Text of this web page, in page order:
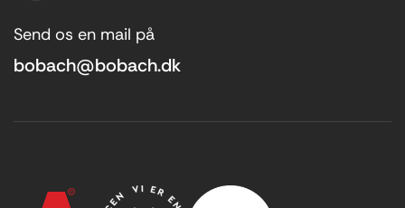
Send os en mail på
bobach@bobach.dk